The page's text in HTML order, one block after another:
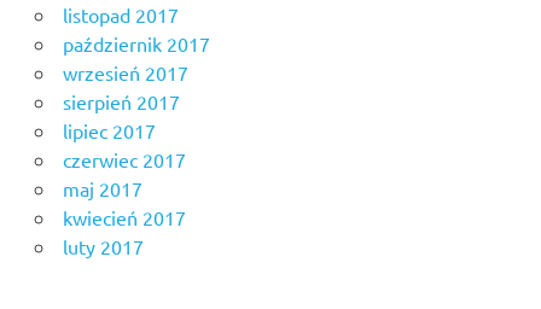
listopad 2017
październik 2017
wrzesień 2017
sierpień 2017
lipiec 2017
czerwiec 2017
maj 2017
kwiecień 2017
luty 2017